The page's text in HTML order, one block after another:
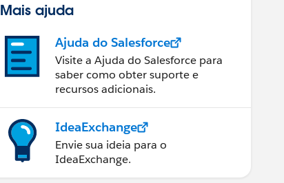
Mais ajuda
Ajuda do Salesforce
Visite a Ajuda do Salesforce para
saber como obter suporte e
recursos adicionais.
IdeaExchange
Envie sua ideia para o
IdeaExchange.